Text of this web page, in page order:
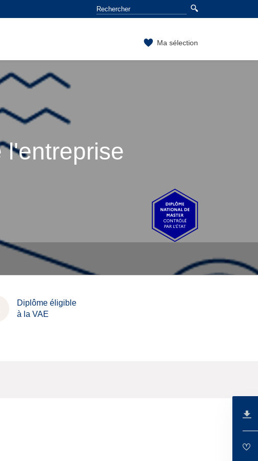
Ma sélection
l'entreprise
Diplôme éligible
à la VAE